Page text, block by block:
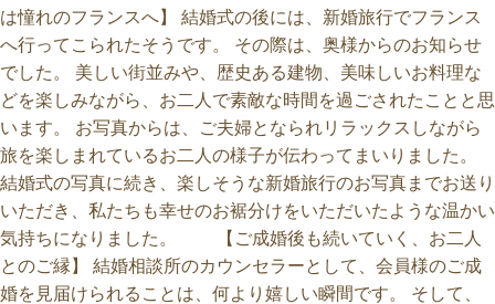
は憧れのフランスへ】 結婚式の後には、新婚旅行でフランス
へ行ってこられたそうです。 その際は、奥様からのお知らせ
でした。 美しい街並みや、歴史ある建物、美味しいお料理な
どを楽しみながら、お二人で素敵な時間を過ごされたことと思
います。 お写真からは、ご夫婦となられリラックスしながら
旅を楽しまれているお二人の様子が伝わってまいりました。
結婚式の写真に続き、楽しそうな新婚旅行のお写真までお送り
いただき、私たちも幸せのお裾分けをいただいたような温かい
気持ちになりました。 【ご成婚後も続いていく、お二人
とのご縁】 結婚相談所のカウンセラーとして、会員様のご成
婚を見届けられることは、何より嬉しい瞬間です。 そして、